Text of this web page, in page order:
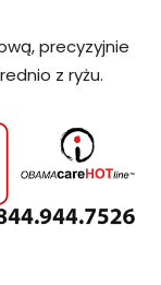
precyzyjnie
z ryżu.